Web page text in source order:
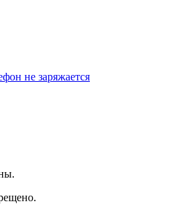
не заряжается